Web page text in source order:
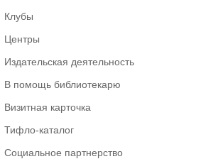
Клубы
Центры
Издательская деятельность
В помощь библиотекарю
Визитная карточка
Тифло-каталог
Социальное партнерство